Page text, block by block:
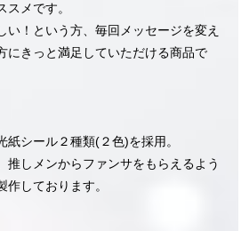
メです。
い！という方、毎回メッセージを変え
にきっと満足していただける商品で
シール２種類(２色)を採用。
推しメンからファンサをもらえるよう
しております。